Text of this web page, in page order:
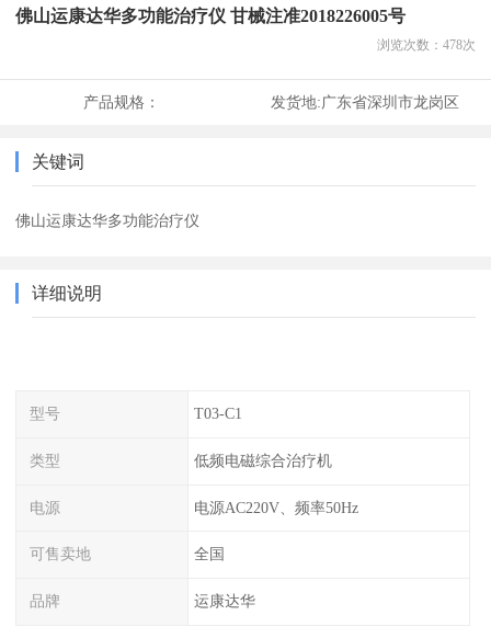
佛山运康达华多功能治疗仪 甘械注准2018226005号
浏览次数： 478次
产品规格： 发货地:广东省深圳市龙岗区
关键词
佛山运康达华多功能治疗仪
详细说明
型号 T03-C1
类型 低频电磁综合治疗机
电源 电源AC220V、频率50Hz
可售卖地 全国
品牌 运康达华